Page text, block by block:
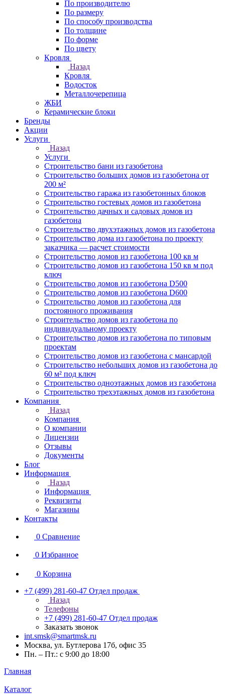
По производителю
По размеру
По способу производства
По толщине
По форме
По цвету
Кровля
Назад
Кровля
Водосток
Металлочерепица
ЖБИ
Керамические блоки
Бренды
Акции
Услуги
Назад
Услуги
Строительство бани из газобетона
Строительство больших домов из газобетона от
200 м²
Строительство гаража из газобетонных блоков
Строительство гостевых домов из газобетона
Строительство дачных и садовых домов из
газобетона
Строительство двухэтажных домов из газобетона
Строительство дома из газобетона по проекту
заказчика — расчет стоимости
Строительство домов из газобетона 100 кв м
Строительство домов из газобетона 150 кв м под
ключ
Строительство домов из газобетона D500
Строительство домов из газобетона D600
Строительство домов из газобетона для
постоянного проживания
Строительство домов из газобетона по
индивидуальному проекту
Строительство домов из газобетона по типовым
проектам
Строительство домов из газобетона с мансардой
Строительство небольших домов из газобетона до
60 м² под ключ
Строительство одноэтажных домов из газобетона
Строительство трехэтажных домов из газобетона
Компания
Назад
Компания
О компании
Лицензии
Отзывы
Документы
Блог
Информация
Назад
Информация
Реквизиты
Магазины
Контакты
0 Сравнение
0 Избранное
0 Корзина
+7 (499) 281-60-47 Отдел продаж
Назад
Телефоны
+7 (499) 281-60-47 Отдел продаж
Заказать звонок
int.smsk@smartmsk.ru
Москва, ул. Бутлерова 17б, офис 35
Пн. – Пт.: с 9:00 до 18:00
Главная
Каталог